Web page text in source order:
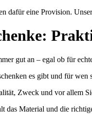
dafür eine Provision.
gut an – egal ob für
es gibt und für wen
Zweck und vor allem
das Material und die